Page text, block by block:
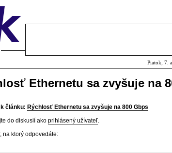
Piatok, 7.
Ethernetu sa zvyšuje na
článku: Rýchlosť Ethernetu sa zvyšuje na 800 Gbps
do diskusií ako prihlásený užívateľ.
na ktorý odpovedáte: